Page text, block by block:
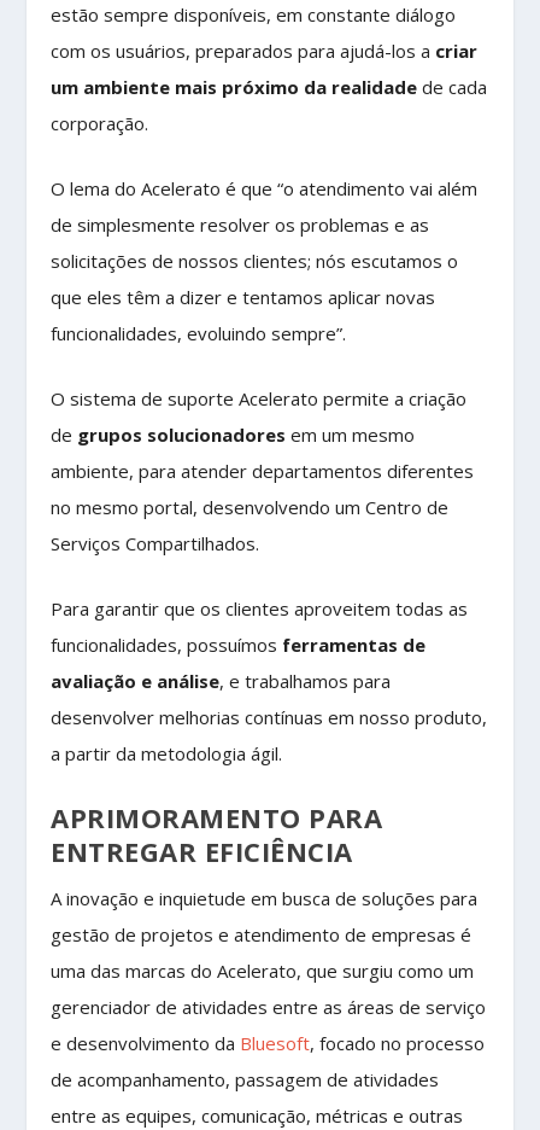
estão sempre disponíveis, em constante diálogo
com os usuários, preparados para ajudá-los a criar
um ambiente mais próximo da realidade de cada
corporação.
O lema do Acelerato é que “o atendimento vai além
de simplesmente resolver os problemas e as
solicitações de nossos clientes; nós escutamos o
que eles têm a dizer e tentamos aplicar novas
funcionalidades, evoluindo sempre”.
O sistema de suporte Acelerato permite a criação
de grupos solucionadores em um mesmo
ambiente, para atender departamentos diferentes
no mesmo portal, desenvolvendo um Centro de
Serviços Compartilhados.
Para garantir que os clientes aproveitem todas as
funcionalidades, possuímos ferramentas de
avaliação e análise, e trabalhamos para
desenvolver melhorias contínuas em nosso produto,
a partir da metodologia ágil.
APRIMORAMENTO PARA
ENTREGAR EFICIÊNCIA
A inovação e inquietude em busca de soluções para
gestão de projetos e atendimento de empresas é
uma das marcas do Acelerato, que surgiu como um
gerenciador de atividades entre as áreas de serviço
e desenvolvimento da Bluesoft, focado no processo
de acompanhamento, passagem de atividades
entre as equipes, comunicação, métricas e outras